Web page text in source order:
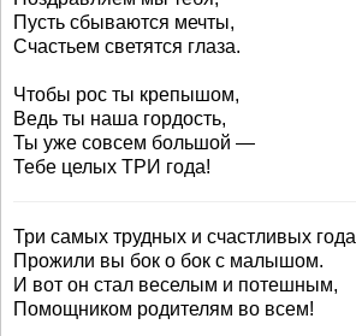
Пусть сбываются мечты,
Счастьем светятся глаза.
Чтобы рос ты крепышом,
Ведь ты наша гордость,
Ты уже совсем большой —
Тебе целых ТРИ года!
Три самых трудных и счастливых года
Прожили вы бок о бок с малышом.
И вот он стал веселым и потешным,
Помощником родителям во всем!